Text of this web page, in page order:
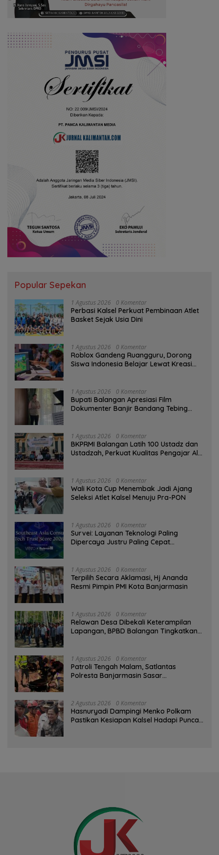
Popular Sepekan
1 Agustus 2026 0 Komentar
Perbasi Kalsel Perkuat Pembinaan Atlet
Basket Sejak Usia Dini
1 Agustus 2026 0 Komentar
Roblox Gandeng Ruangguru, Dorong
Siswa Indonesia Belajar Lewat Kreasi
1 Agustus 2026 0 Komentar
Bupati Balangan Apresiasi Film
Dokumenter Banjir Bandang Tebing
1 Agustus 2026 0 Komentar
BKPRMI Balangan Latih 100 Ustadz dan
Ustadzah, Perkuat Kualitas Pengajar Al-
1 Agustus 2026 0 Komentar
Wali Kota Cup Menembak Jadi Ajang
Seleksi Atlet Kalsel Menuju Pra-PON
1 Agustus 2026 0 Komentar
Survei: Layanan Teknologi Paling
Dipercaya Justru Paling Cepat
1 Agustus 2026 0 Komentar
‎Terpilih Secara Aklamasi, Hj Ananda
Resmi Pimpin PMI Kota Banjarmasin
1 Agustus 2026 0 Komentar
Relawan Desa Dibekali Keterampilan
Lapangan, BPBD Balangan Tingkatkan
1 Agustus 2026 0 Komentar
Patroli Tengah Malam, Satlantas
Polresta Banjarmasin Sasar
2 Agustus 2026 0 Komentar
Hasnuryadi Dampingi Menko Polkam
Pastikan Kesiapan Kalsel Hadapi Puncak